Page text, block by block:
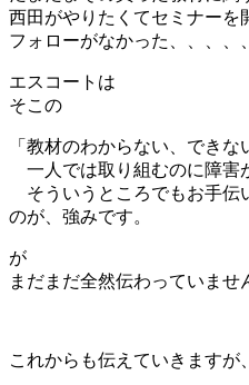
西田がやりたくてセミナーを
フォローがなかった、、、、
エスコートは
そこの
「教材のわからない、できな
一人では取り組むのに障害
そういうところでもお手伝
のが、強みです。
が
まだまだ全然伝わっていませ
これからも伝えていきますが、